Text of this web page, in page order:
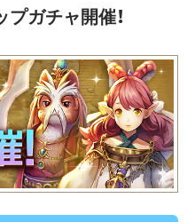
プガチャ開催！